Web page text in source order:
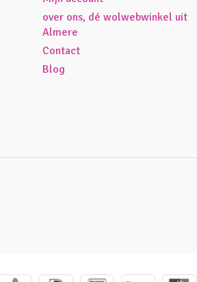
over ons, dé wolwebwinkel uit
Almere
Contact
Blog